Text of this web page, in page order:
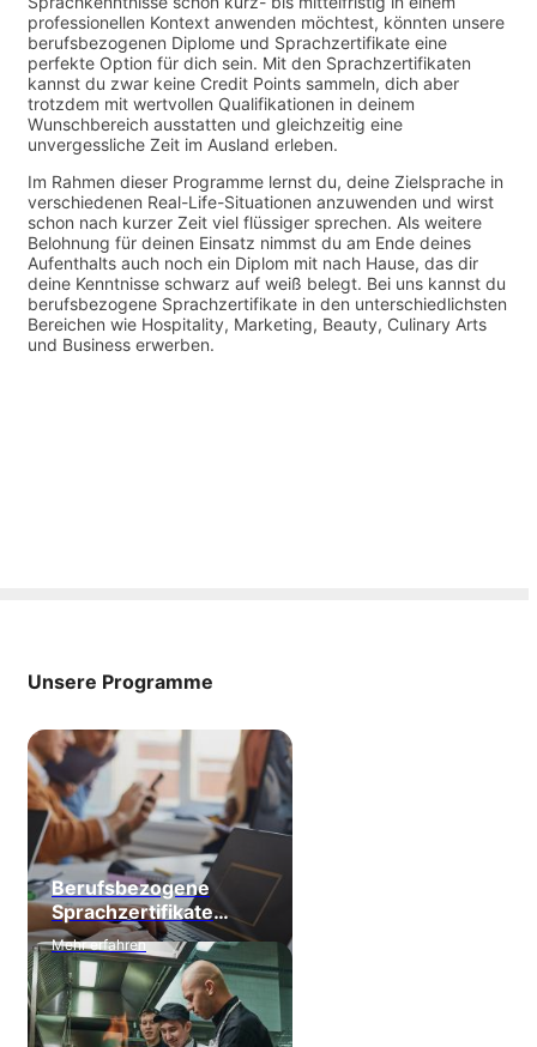
professionellen Kontext anwenden möchtest, könnten unsere
berufsbezogenen Diplome und Sprachzertifikate eine
perfekte Option für dich sein. Mit den Sprachzertifikaten
kannst du zwar keine Credit Points sammeln, dich aber
trotzdem mit wertvollen Qualifikationen in deinem
Wunschbereich ausstatten und gleichzeitig eine
unvergessliche Zeit im Ausland erleben.
Im Rahmen dieser Programme lernst du, deine Zielsprache in
verschiedenen Real-Life-Situationen anzuwenden und wirst
schon nach kurzer Zeit viel flüssiger sprechen. Als weitere
Belohnung für deinen Einsatz nimmst du am Ende deines
Aufenthalts auch noch ein Diplom mit nach Hause, das dir
deine Kenntnisse schwarz auf weiß belegt. Bei uns kannst du
berufsbezogene Sprachzertifikate in den unterschiedlichsten
Bereichen wie Hospitality, Marketing, Beauty, Culinary Arts
und Business erwerben.
Unsere Programme
Berufsbezogene
Sprachzertifikate
Business
Mehr erfahren